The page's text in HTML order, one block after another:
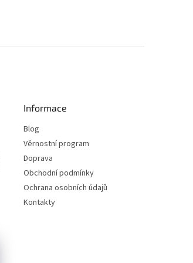
Informace
Blog
Věrnostní program
Doprava
Obchodní podmínky
Ochrana osobních údajů
Kontakty